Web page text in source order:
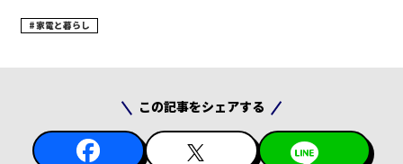
家電と暮らし
この記事をシェアする